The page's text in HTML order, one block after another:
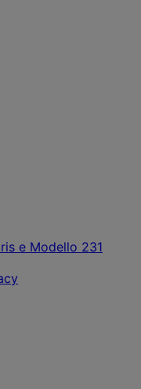
e Modello 231